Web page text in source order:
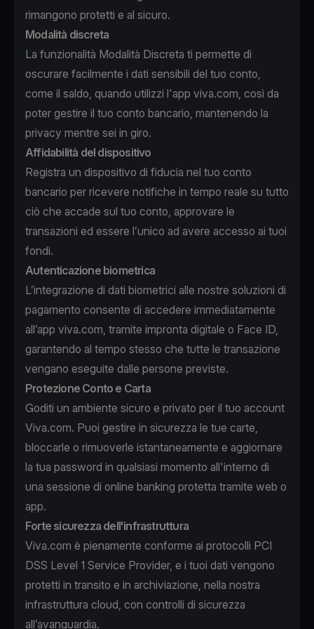
rimangono protetti e al sicuro.
Modalità discreta
La funzionalità Modalità Discreta ti permette di
oscurare facilmente i dati sensibili del tuo conto,
come il saldo, quando utilizzi l'app viva.com, così da
poter gestire il tuo conto bancario, mantenendo la
privacy mentre sei in giro.
Affidabilità del dispositivo
Registra un dispositivo di fiducia nel tuo conto
bancario per ricevere notifiche in tempo reale su tutto
ciò che accade sul tuo conto, approvare le
transazioni ed essere l’unico ad avere accesso ai tuoi
fondi.
Autenticazione biometrica
L’integrazione di dati biometrici alle nostre soluzioni di
pagamento consente di accedere immediatamente
all’app viva.com, tramite impronta digitale o Face ID,
garantendo al tempo stesso che tutte le transazione
vengano eseguite dalle persone previste.
Protezione Conto e Carta
Goditi un ambiente sicuro e privato per il tuo account
Viva.com. Puoi gestire in sicurezza le tue carte,
bloccarle o rimuoverle istantaneamente e aggiornare
la tua password in qualsiasi momento all'interno di
una sessione di online banking protetta tramite web o
app.
Forte sicurezza dell'infrastruttura
Viva.com è pienamente conforme ai protocolli PCI
DSS Level 1 Service Provider, e i tuoi dati vengono
protetti in transito e in archiviazione, nella nostra
infrastruttura cloud, con controlli di sicurezza
all’avanguardia.